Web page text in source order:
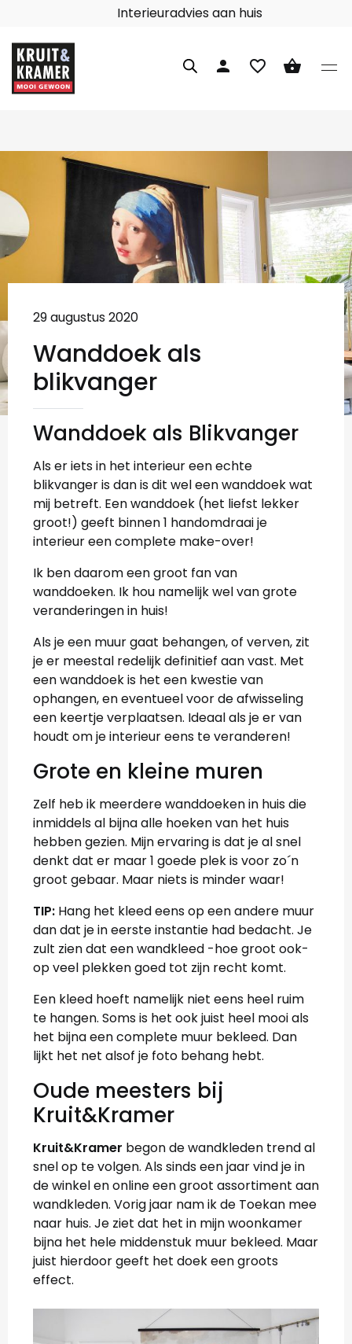
Interieuradvies aan huis
person favorite_border shopping_basket
29 augustus 2020
Wanddoek als
blikvanger
Wanddoek als Blikvanger
Als er iets in het interieur een echte
blikvanger is dan is dit wel een wanddoek wat
mij betreft. Een wanddoek (het liefst lekker
groot!) geeft binnen 1 handomdraai je
interieur een complete make-over!
Ik ben daarom een groot fan van
wanddoeken. Ik hou namelijk wel van grote
veranderingen in huis!
Als je een muur gaat behangen, of verven, zit
je er meestal redelijk definitief aan vast. Met
een wanddoek is het een kwestie van
ophangen, en eventueel voor de afwisseling
een keertje verplaatsen. Ideaal als je er van
houdt om je interieur eens te veranderen!
Grote en kleine muren
Zelf heb ik meerdere wanddoeken in huis die
inmiddels al bijna alle hoeken van het huis
hebben gezien. Mijn ervaring is dat je al snel
denkt dat er maar 1 goede plek is voor zo´n
groot gebaar. Maar niets is minder waar!
TIP: Hang het kleed eens op een andere muur
dan dat je in eerste instantie had bedacht. Je
zult zien dat een wandkleed -hoe groot ook-
op veel plekken goed tot zijn recht komt.
Een kleed hoeft namelijk niet eens heel ruim
te hangen. Soms is het ook juist heel mooi als
het bijna een complete muur bekleed. Dan
lijkt het net alsof je foto behang hebt.
Oude meesters bij
Kruit&Kramer
Kruit&Kramer begon de wandkleden trend al
snel op te volgen. Als sinds een jaar vind je in
de winkel en online een groot assortiment aan
wandkleden. Vorig jaar nam ik de Toekan mee
naar huis. Je ziet dat het in mijn woonkamer
bijna het hele middenstuk muur bekleed. Maar
juist hierdoor geeft het doek een groots
effect.